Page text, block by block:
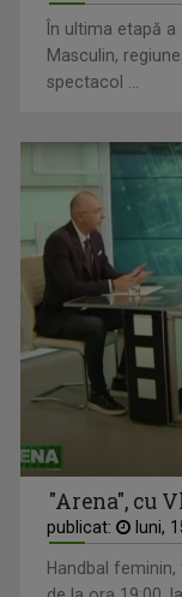
În ultima etapă a
Masculin,
spectacol ...
"Arena", cu
publicat: luni,
Handbal